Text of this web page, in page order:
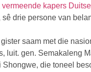
kapers
drie persone van
saam met die
luit. gen. Semakaleng
die toneel